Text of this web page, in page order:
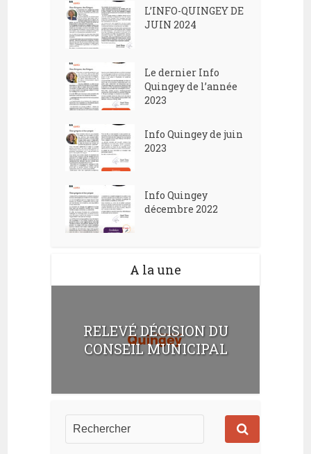
L’INFO-QUINGEY DE
JUIN 2024
Le dernier Info
Quingey de l’année
2023
Info Quingey de juin
2023
Info Quingey
décembre 2022
A la une
RELEVÉ DÉCISION DU
CONSEIL MUNICIPAL